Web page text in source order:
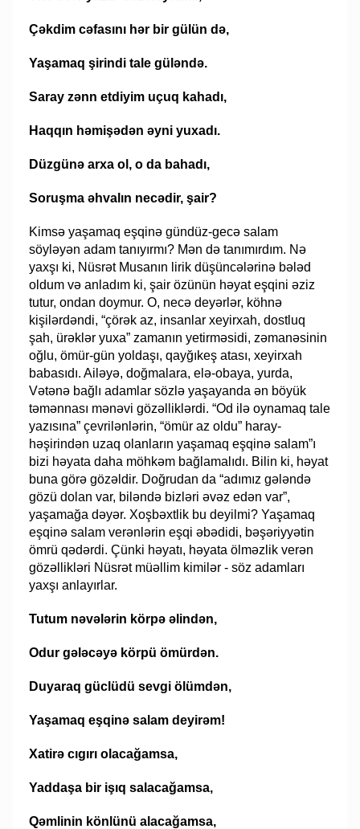
Çəkdim cəfasını hər bir gülün də,
Yaşamaq şirindi tale güləndə.
Saray zənn etdiyim uçuq kahadı,
Haqqın həmişədən əyni yuxadı.
Düzgünə arxa ol, o da bahadı,
Soruşma əhvalın necədir, şair?
Kimsə yaşamaq eşqinə gündüz-gecə salam
söyləyən adam tanıyırmı? Mən də tanımırdım. Nə
yaxşı ki, Nüsrət Musanın lirik düşüncələrinə bələd
oldum və anladım ki, şair özünün həyat eşqini əziz
tutur, ondan doymur. O, necə deyərlər, köhnə
kişilərdəndi, “çörək az, insanlar xeyirxah, dostluq
şah, ürəklər yuxa” zamanın yetirməsidi, zəmanəsinin
oğlu, ömür-gün yoldaşı, qayğıkeş atası, xeyirxah
babasıdı. Ailəyə, doğmalara, elə-obaya, yurda,
Vətənə bağlı adamlar sözlə yaşayanda ən böyük
təmənnası mənəvi gözəlliklərdi. “Od ilə oynamaq tale
yazısına” çevrilənlərin, “ömür az oldu” haray-
həşirindən uzaq olanların yaşamaq eşqinə salam”ı
bizi həyata daha möhkəm bağlamalıdı. Bilin ki, həyat
buna görə gözəldir. Doğrudan da “adımız gələndə
gözü dolan var, biləndə bizləri əvəz edən var”,
yaşamağa dəyər. Xoşbəxtlik bu deyilmi? Yaşamaq
eşqinə salam verənlərin eşqi əbədidi, bəşəriyyətin
ömrü qədərdi. Çünki həyatı, həyata ölməzlik verən
gözəllikləri Nüsrət müəllim kimilər - söz adamları
yaxşı anlayırlar.
Tutum nəvələrin körpə əlindən,
Odur gələcəyə körpü ömürdən.
Duyaraq güclüdü sevgi ölümdən,
Yaşamaq eşqinə salam deyirəm!
Xatirə cıgırı olacağamsa,
Yaddaşa bir işıq salacağamsa,
Qəmlinin könlünü alacağamsa,